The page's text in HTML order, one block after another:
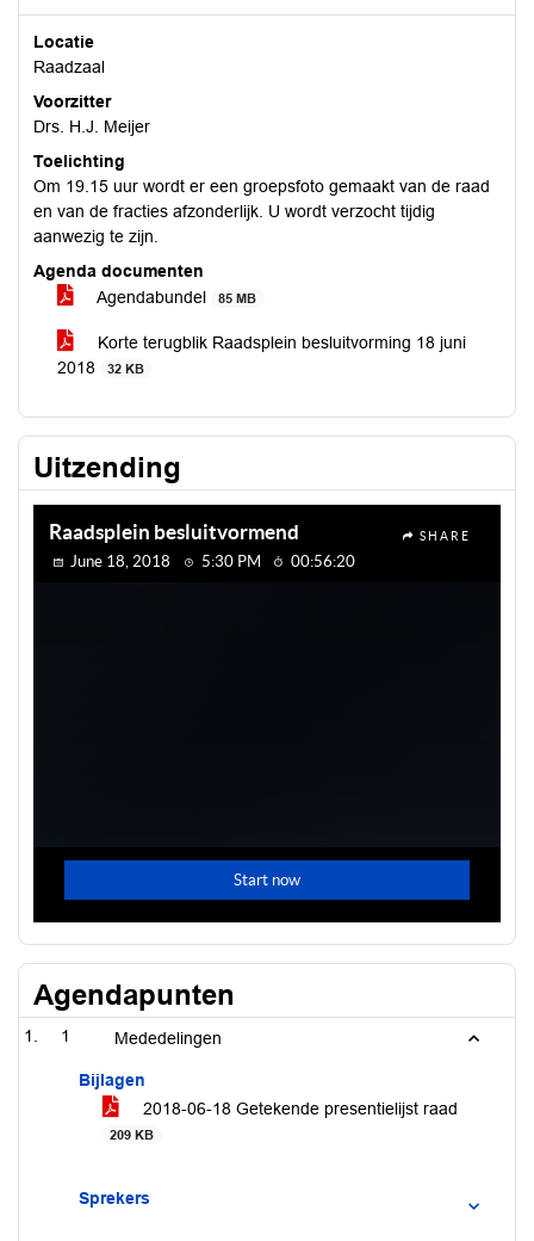
Locatie
Raadzaal
Voorzitter
Drs. H.J. Meijer
Toelichting
Om 19.15 uur wordt er een groepsfoto gemaakt van de raad
en van de fracties afzonderlijk. U wordt verzocht tijdig
aanwezig te zijn.
Agenda documenten
Agendabundel
85 MB
Korte terugblik Raadsplein besluitvorming 18 juni
2018
32 KB
Uitzending
Agendapunten
1 Mededelingen
Bijlagen
2018-06-18 Getekende presentielijst raad
209 KB
Sprekers